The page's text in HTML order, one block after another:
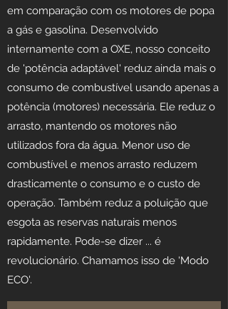
em comparação com os motores de popa
a gás e gasolina. Desenvolvido
internamente com a OXE, nosso conceito
de 'potência adaptável' reduz ainda mais o
consumo de combustível usando apenas a
potência (motores) necessária. Ele reduz o
arrasto, mantendo os motores não
utilizados fora da água. Menor uso de
combustível e menos arrasto reduzem
drasticamente o consumo e o custo de
operação. Também reduz a poluição que
esgota as reservas naturais menos
rapidamente. Pode-se dizer ... é
revolucionário. Chamamos isso de 'Modo
ECO'.